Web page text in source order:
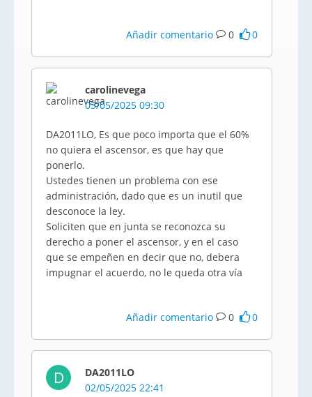
Añadir comentario 0 0
carolinevega
03/05/2025 09:30
DA2011LO, Es que poco importa que el 60%
no quiera el ascensor, es que hay que
ponerlo.
Ustedes tienen un problema con ese
administración, dado que es un inutil que
desconoce la ley.
Soliciten que en junta se reconozca su
derecho a poner el ascensor, y en el caso
que se empeñen en decir que no, debera
impugnar el acuerdo, no le queda otra vía
Añadir comentario 0 0
D
DA2011LO
02/05/2025 22:41